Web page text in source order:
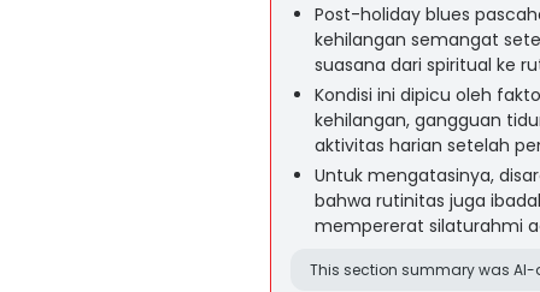
Post-holiday blues
kehilangan semangat
suasana dari spiritual ke
Kondisi ini dipicu oleh
kehilangan, gangguan
aktivitas harian setelah
Untuk mengatasinya,
bahwa rutinitas juga
mempererat silaturahmi
This section summary was